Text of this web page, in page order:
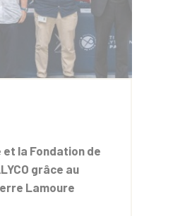
et la Fondation de
grâce au
Lamoure